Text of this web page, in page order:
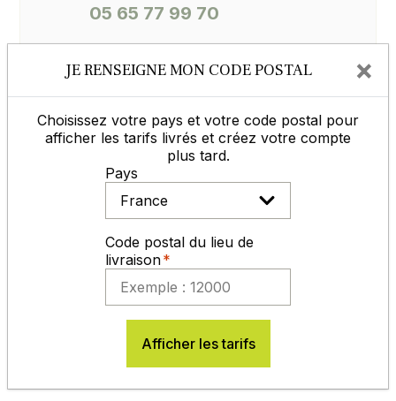
05 65 77 99 70
Contactez-nous
MODES DE RÈGLEMENT
En savoir plus
JE RENSEIGNE MON CODE POSTAL ×
Choisissez votre pays et votre code postal pour
afficher les tarifs livrés et créez votre compte
plus tard.
Pays
Code postal du lieu de
livraison
Afficher les tarifs